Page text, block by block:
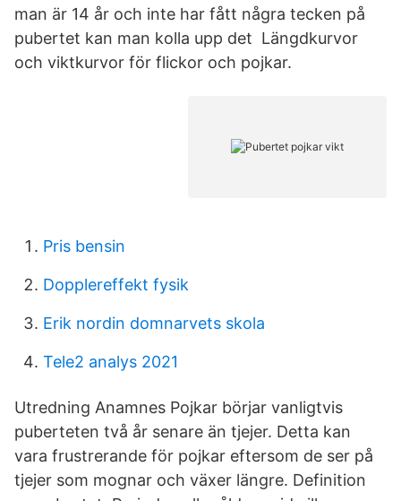
man är 14 år och inte har fått några tecken på
pubertet kan man kolla upp det Längdkurvor
och viktkurvor för flickor och pojkar.
Pris bensin
Dopplereffekt fysik
Erik nordin domnarvets skola
Tele2 analys 2021
Utredning Anamnes Pojkar börjar vanligtvis
puberteten två år senare än tjejer. Detta kan
vara frustrerande för pojkar eftersom de ser på
tjejer som mognar och växer längre. Definition